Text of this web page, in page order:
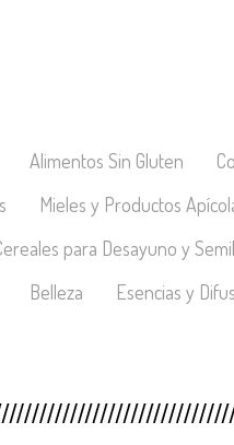
Alimentos Sin Gluten
Mieles y Productos
para Desayuno y
Belleza Esencias y